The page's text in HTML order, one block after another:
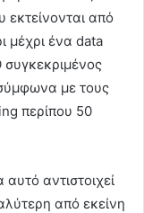
από
μέχρι ένα data
με τους
περίπου 50
αντιστοιχεί
από εκείνη